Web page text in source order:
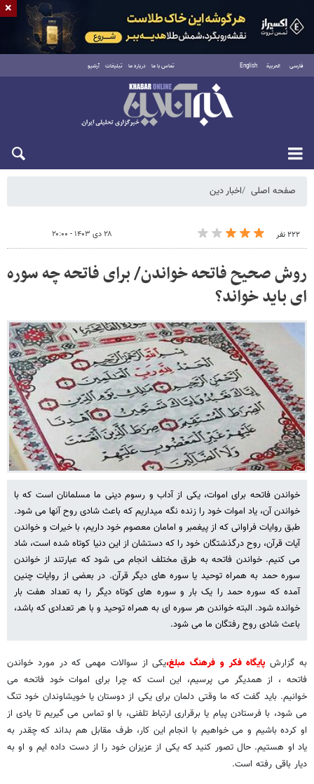
فارسی العربية English تماس با ما درباره ما تبلیغات آرشیو
جمعه ۱۶ مرداد ۱۴۰۵
صفحه اصلی اخبار دین
۲۲۲ نفر ۲۸ دی ۱۴۰۳ - ۲۰:۰۰
روش صحیح فاتحه خواندن/ برای فاتحه چه سوره
ای باید خواند؟
خواندن فاتحه برای اموات، یکی از آداب و رسوم دینی ما مسلمانان است که با
خواندن آن، یاد اموات خود را زنده نگه میداریم که باعث شادی روح آنها می شود.
طبق روایات فراوانی که از پیغمبر و امامان معصوم خود داریم، با خیرات و خواندن
آیات قرآن، روح درگذشتگان خود را که دستشان از این دنیا کوتاه شده است، شاد
می کنیم. خواندن فاتحه به طرق مختلف انجام می شود که عبارتند از خواندن
سوره حمد به همراه توحید یا سوره های دیگر قرآن. در بعضی از روایات چنین
آمده که سوره حمد را یک بار و سوره های کوتاه دیگر را به تعداد هفت بار
خوانده شود. البته خواندن هر سوره ای به همراه توحید و با هر تعدادی که باشد،
باعث شادی روح رفتگان ما می شود.
به گزارش پایگاه فکر و فرهنگ مبلغ،یکی از سوالات مهمی که در مورد خواندن
فاتحه ، از همدیگر می پرسیم، این است که چرا برای اموات خود فاتحه می
خوانیم. باید گفت که ما وقتی دلمان برای یکی از دوستان یا خویشاوندان خود تنگ
می شود، با فرستادن پیام یا برقراری ارتباط تلفنی، با او تماس می گیریم تا یادی از
او کرده باشیم و می خواهیم با انجام این کار، طرف مقابل هم بداند که چقدر به
یاد او هستیم. حال تصور کنید که یکی از عزیزان خود را از دست داده ایم و او به
دیار باقی رفته است.
×